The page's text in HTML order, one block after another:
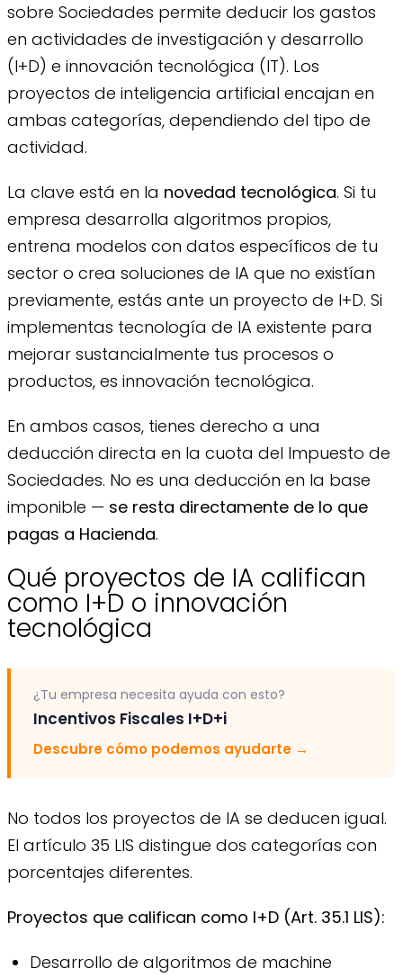
sobre Sociedades permite deducir los gastos
en actividades de investigación y desarrollo
(I+D) e innovación tecnológica (IT). Los
proyectos de inteligencia artificial encajan en
ambas categorías, dependiendo del tipo de
actividad.
La clave está en la novedad tecnológica. Si tu
empresa desarrolla algoritmos propios,
entrena modelos con datos específicos de tu
sector o crea soluciones de IA que no existían
previamente, estás ante un proyecto de I+D. Si
implementas tecnología de IA existente para
mejorar sustancialmente tus procesos o
productos, es innovación tecnológica.
En ambos casos, tienes derecho a una
deducción directa en la cuota del Impuesto de
Sociedades. No es una deducción en la base
imponible — se resta directamente de lo que
pagas a Hacienda.
Qué proyectos de IA califican
como I+D o innovación
tecnológica
¿Tu empresa necesita ayuda con esto?
Incentivos Fiscales I+D+i
Descubre cómo podemos ayudarte →
No todos los proyectos de IA se deducen igual.
El artículo 35 LIS distingue dos categorías con
porcentajes diferentes.
Proyectos que califican como I+D (Art. 35.1 LIS):
Desarrollo de algoritmos de machine